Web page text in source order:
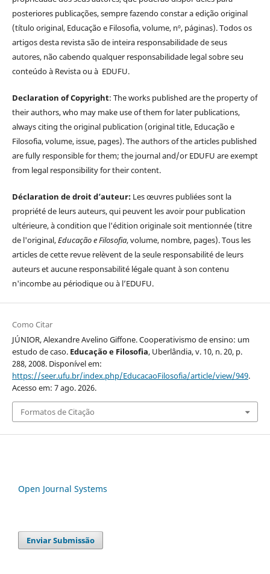
posteriores publicações, sempre fazendo constar a edição original
(título original, Educação e Filosofia, volume, nº, páginas). Todos os
artigos desta revista são de inteira responsabilidade de seus
autores, não cabendo qualquer responsabilidade legal sobre seu
conteúdo à Revista ou à EDUFU.
Declaration of Copyright: The works published are the property of
their authors, who may make use of them for later publications,
always citing the original publication (original title, Educação e
Filosofia, volume, issue, pages). The authors of the articles published
are fully responsible for them; the journal and/or EDUFU are exempt
from legal responsibility for their content.
Déclaration de droit d’auteur: Les œuvres publiées sont la
propriété de leurs auteurs, qui peuvent les avoir pour publication
ultérieure, à condition que l'édition originale soit mentionnée (titre
de l'original,Educação e Filosofia, volume, nombre, pages). Tous les
articles de cette revue relèvent de la seule responsabilité de leurs
auteurs et aucune responsabilité légale quant à son contenu
n'incombe au périodique ou à l’EDUFU.
Como Citar
JÚNIOR, Alexandre Avelino Giffone. Cooperativismo de ensino: um
estudo de caso. Educação e Filosofia, Uberlândia, v. 10, n. 20, p.
288, 2008. Disponível em:
https://seer.ufu.br/index.php/EducacaoFilosofia/article/view/949.
Acesso em: 7 ago. 2026.
Formatos de Citação
Open Journal Systems
Enviar Submissão